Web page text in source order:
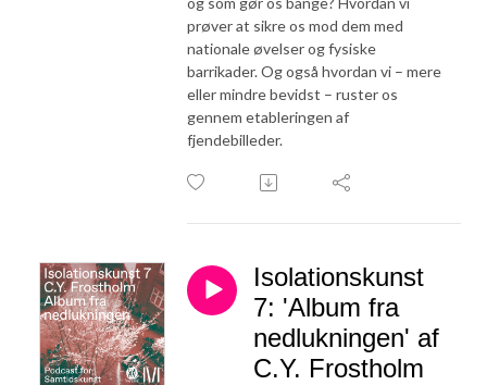
prøver at sikre os mod dem med
nationale øvelser og fysiske
barrikader. Og også hvordan vi – mere
eller mindre bevidst – ruster os
gennem etableringen af
fjendebilleder.
Isolationskunst
7: 'Album fra
nedlukningen' af
C.Y. Frostholm